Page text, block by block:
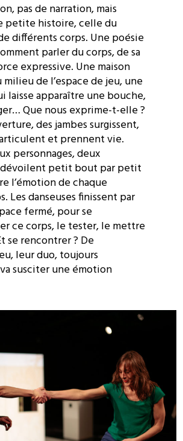
pas de narration, mais
petite histoire, celle du
différents corps. Une poésie
parler du corps, de sa
expressive. Une maison
milieu de l’espace de jeu, une
apparaître une bouche,
Que nous exprime-t-elle ?
des jambes surgissent,
et prennent vie.
personnages, deux
dévoilent petit bout par petit
l’émotion de chaque
Les danseuses finissent par
fermé, pour se
ce corps, le tester, le mettre
se rencontrer ? De
leur duo, toujours
susciter une émotion